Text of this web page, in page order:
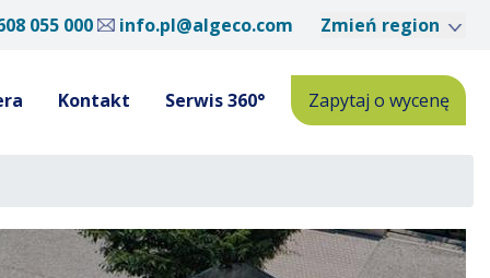
055 000 info.pl@algeco.com Zmień region
Kontakt Serwis 360° Zapytaj o wycenę